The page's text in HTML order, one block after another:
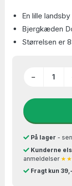
En lille
Bjergkæden
Størrelsen er
−
På lager -
Kunderne
anmeldelser
Fragt kun 39,-